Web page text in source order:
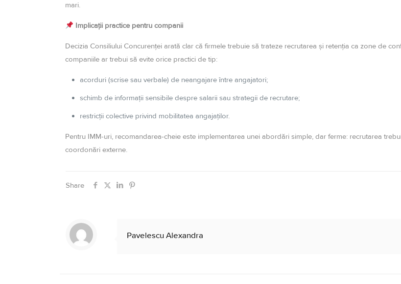
mari.
Implicații practice pentru companii
Decizia Consiliului Concurenței arată clar că firmele trebuie să trateze recrutarea și retenția ca zone de
companiile ar trebui să evite orice practici de tip:
acorduri (scrise sau verbale) de neangajare între angajatori;
schimb de informații sensibile despre salarii sau strategii de recrutare;
restricții colective privind mobilitatea angajaților.
Pentru IMM-uri, recomandarea-cheie este implementarea unei abordări simple, dar ferme: recrutarea
coordonări externe.
Share
Pavelescu Alexandra